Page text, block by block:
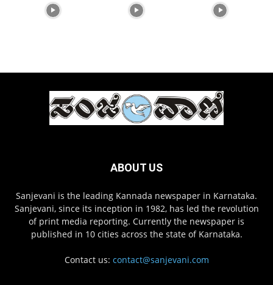
ABOUT US
Sanjevani is the leading Kannada newspaper in Karnataka.
Sanjevani, since its inception in 1982, has led the revolution
of print media reporting. Currently the newspaper is
published in 10 cities across the state of Karnataka.
Contact us: contact@sanjevani.com